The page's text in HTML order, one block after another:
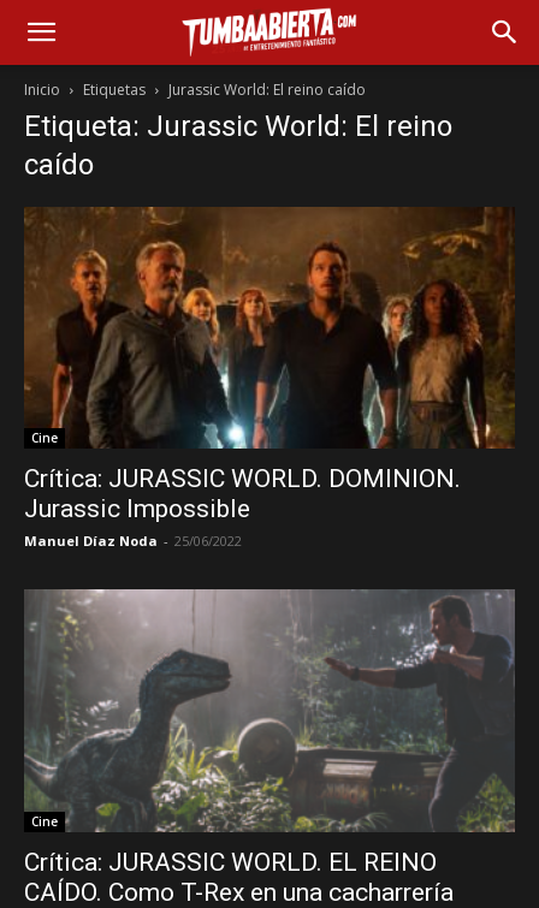
Inicio Etiquetas Jurassic World: El reino caído
Etiqueta: Jurassic World: El reino
caído
Cine
Crítica: JURASSIC WORLD. DOMINION.
Jurassic Impossible
Manuel Díaz Noda - 25/06/2022
Cine
Crítica: JURASSIC WORLD. EL REINO
CAÍDO. Como T-Rex en una cacharrería